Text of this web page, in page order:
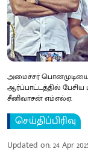
அமைச்சர்
ஆர்ப்பாட்டத்தில்
சீனிவாசன் எம்எல்ஏ.
செய்திப்பிரிவு
Updated on:24 Apr